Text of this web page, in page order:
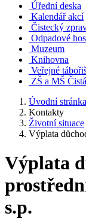
Úřední deska
Kalendář akcí
Čistecký
Odpadové
Muzeum
Knihovna
Veřejné
ZŠ a MŠ Čistá
Úvodní stránka
Kontakty
Životní situace
Výplata
Výplata
s.p.